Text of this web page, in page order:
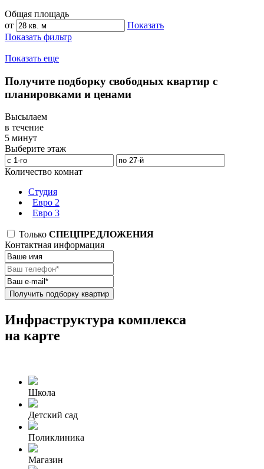
Общая площадь
от
Показать
Показать фильтр
Показать еще
Получите подборку свободных квартир с
планировками и ценами
Высылаем
в течение
5 минут
Выберите этаж
Количество комнат
Студия
Евро 2
Евро 3
Только СПЕЦПРЕДЛОЖЕНИЯ
Контактная информация
Получить подборку квартир
Инфраструктура комплекса
на карте
Школа
Детский сад
Поликлиника
Магазин